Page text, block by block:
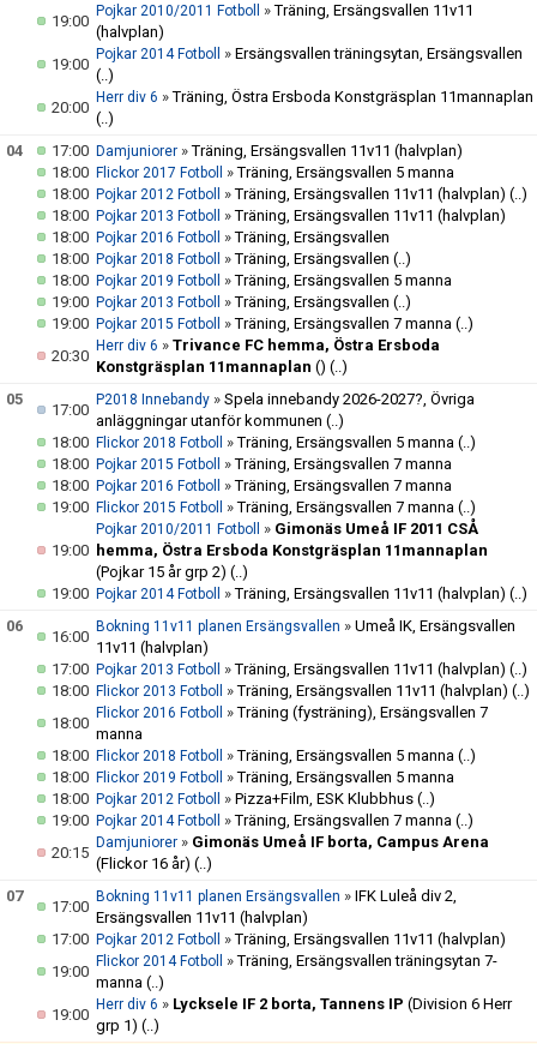
19:00
Pojkar 2010/2011 Fotboll »Träning, Ersängsvallen 11v11
(halvplan)
19:00
Pojkar 2014 Fotboll » Ersängsvallen träningsytan, Ersängsvallen
(..)
20:00
Herr div 6 »Träning, Östra Ersboda Konstgräsplan 11mannaplan
(..)
04
17:00 Damjuniorer »Träning, Ersängsvallen 11v11 (halvplan)
18:00 Flickor 2017 Fotboll »Träning, Ersängsvallen 5 manna
18:00 Pojkar 2012 Fotboll »Träning, Ersängsvallen 11v11 (halvplan) (..)
18:00 Pojkar 2013 Fotboll »Träning, Ersängsvallen 11v11 (halvplan)
18:00 Pojkar 2016 Fotboll »Träning, Ersängsvallen
18:00 Pojkar 2018 Fotboll »Träning, Ersängsvallen (..)
18:00 Pojkar 2019 Fotboll »Träning, Ersängsvallen 5 manna
19:00 Pojkar 2013 Fotboll »Träning, Ersängsvallen (..)
19:00 Pojkar 2015 Fotboll »Träning, Ersängsvallen 7 manna (..)
20:30
Herr div 6 » Trivance FC hemma, Östra Ersboda
Konstgräsplan 11mannaplan () (..)
05
17:00
P2018 Innebandy » Spela innebandy 2026-2027?, Övriga
anläggningar utanför kommunen (..)
18:00 Flickor 2018 Fotboll »Träning, Ersängsvallen 5 manna (..)
18:00 Pojkar 2015 Fotboll »Träning, Ersängsvallen 7 manna
18:00 Pojkar 2016 Fotboll »Träning, Ersängsvallen 7 manna
19:00 Flickor 2015 Fotboll »Träning, Ersängsvallen 7 manna (..)
19:00
Pojkar 2010/2011 Fotboll » Gimonäs Umeå IF 2011 CSÅ
hemma, Östra Ersboda Konstgräsplan 11mannaplan
(Pojkar 15 år grp 2) (..)
19:00 Pojkar 2014 Fotboll »Träning, Ersängsvallen 11v11 (halvplan) (..)
06
16:00
Bokning 11v11 planen Ersängsvallen » Umeå IK, Ersängsvallen
11v11 (halvplan)
17:00 Pojkar 2013 Fotboll »Träning, Ersängsvallen 11v11 (halvplan) (..)
18:00 Flickor 2013 Fotboll »Träning, Ersängsvallen 11v11 (halvplan) (..)
18:00
Flickor 2016 Fotboll »Träning (fysträning), Ersängsvallen 7
manna
18:00 Flickor 2018 Fotboll »Träning, Ersängsvallen 5 manna (..)
18:00 Flickor 2019 Fotboll »Träning, Ersängsvallen 5 manna
18:00 Pojkar 2012 Fotboll » Pizza+Film, ESK Klubbhus (..)
19:00 Pojkar 2014 Fotboll »Träning, Ersängsvallen 7 manna (..)
20:15
Damjuniorer » Gimonäs Umeå IF borta, Campus Arena
(Flickor 16 år) (..)
07
17:00
Bokning 11v11 planen Ersängsvallen » IFK Luleå div 2,
Ersängsvallen 11v11 (halvplan)
17:00 Pojkar 2012 Fotboll »Träning, Ersängsvallen 11v11 (halvplan)
19:00
Flickor 2014 Fotboll »Träning, Ersängsvallen träningsytan 7-
manna (..)
19:00
Herr div 6 » Lycksele IF 2 borta, Tannens IP (Division 6 Herr
grp 1) (..)